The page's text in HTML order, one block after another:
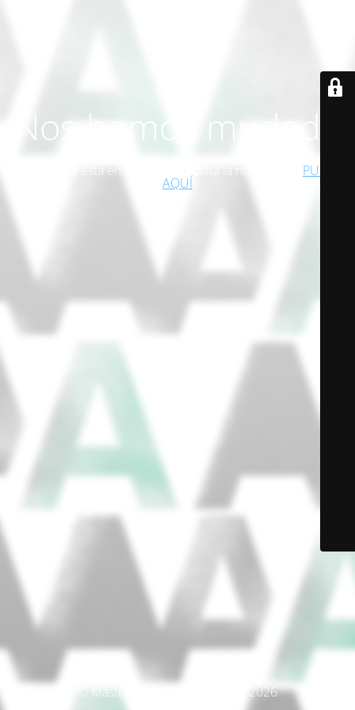
Nos hemos mudado
Esta página está en desuso. Consulta la nueva web! PULSA
AQUÍ
© Máster Producción Artística 2026